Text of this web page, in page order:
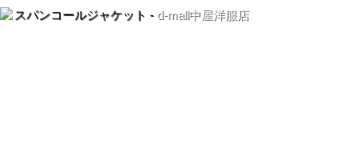
スパンコールジャケット - d-mall中屋洋服店